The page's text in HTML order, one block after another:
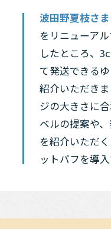
波田野夏枝さ
をリニューア
したところ、
て発送できる
紹介いただき
ジの大きさに
ベルの提案や
を紹介いただ
ットパフを導